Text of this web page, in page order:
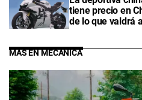
tiene precio en
de lo que valdrá
MÁS EN MECÁNICA